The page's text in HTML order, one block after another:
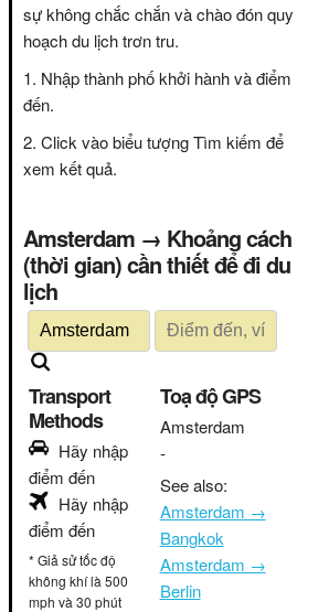
sự không chắc chắn và chào đón quy
hoạch du lịch trơn tru.
Nhập thành phố khởi hành và điểm
đến.
Click vào biểu tượng Tìm kiếm để
xem kết quả.
Amsterdam → Khoảng cách
(thời gian) cần thiết để đi du
lịch
Transport
Methods
Hãy nhập
điểm đến
Hãy nhập
điểm đến
* Giả sử tốc độ
không khí là 500
mph và 30 phút
Toạ độ GPS
Amsterdam
-
See also:
Amsterdam →
Bangkok
Amsterdam →
Berlin